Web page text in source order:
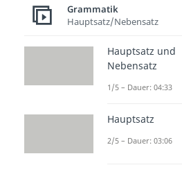
Grammatik
Hauptsatz/Nebensatz
Hauptsatz und
Nebensatz
1/5 – Dauer: 04:33
Hauptsatz
2/5 – Dauer: 03:06